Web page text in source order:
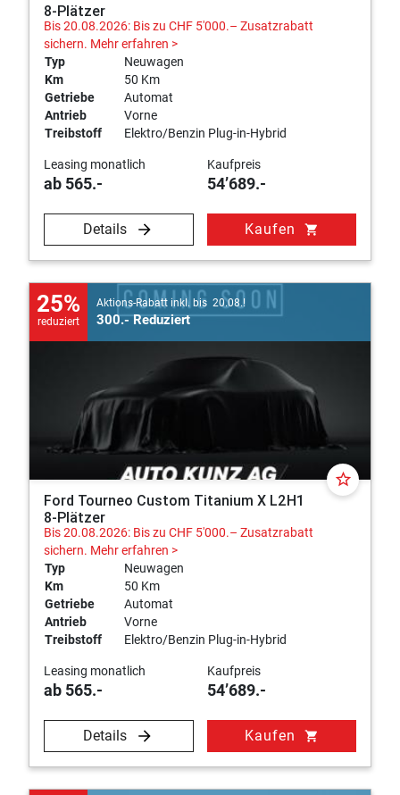
8-Plätzer
Bis 20.08.2026: Bis zu CHF 5'000.– Zusatzrabatt
sichern. Mehr erfahren >
Typ
Neuwagen
Km
50 Km
Getriebe
Automat
Antrieb
Vorne
Treibstoff
Elektro/Benzin Plug-in-Hybrid
Leasing monatlich
ab 565.-
Kaufpreis
54’689.-
Details Kaufen shopping_cart
25%
reduziert
Aktions-Rabatt inkl. bis 20.08.!
300.- Reduziert
star_border
Ford Tourneo Custom Titanium X L2H1
8-Plätzer
Bis 20.08.2026: Bis zu CHF 5'000.– Zusatzrabatt
sichern. Mehr erfahren >
Typ
Neuwagen
Km
50 Km
Getriebe
Automat
Antrieb
Vorne
Treibstoff
Elektro/Benzin Plug-in-Hybrid
Leasing monatlich
ab 565.-
Kaufpreis
54’689.-
Details Kaufen shopping_cart